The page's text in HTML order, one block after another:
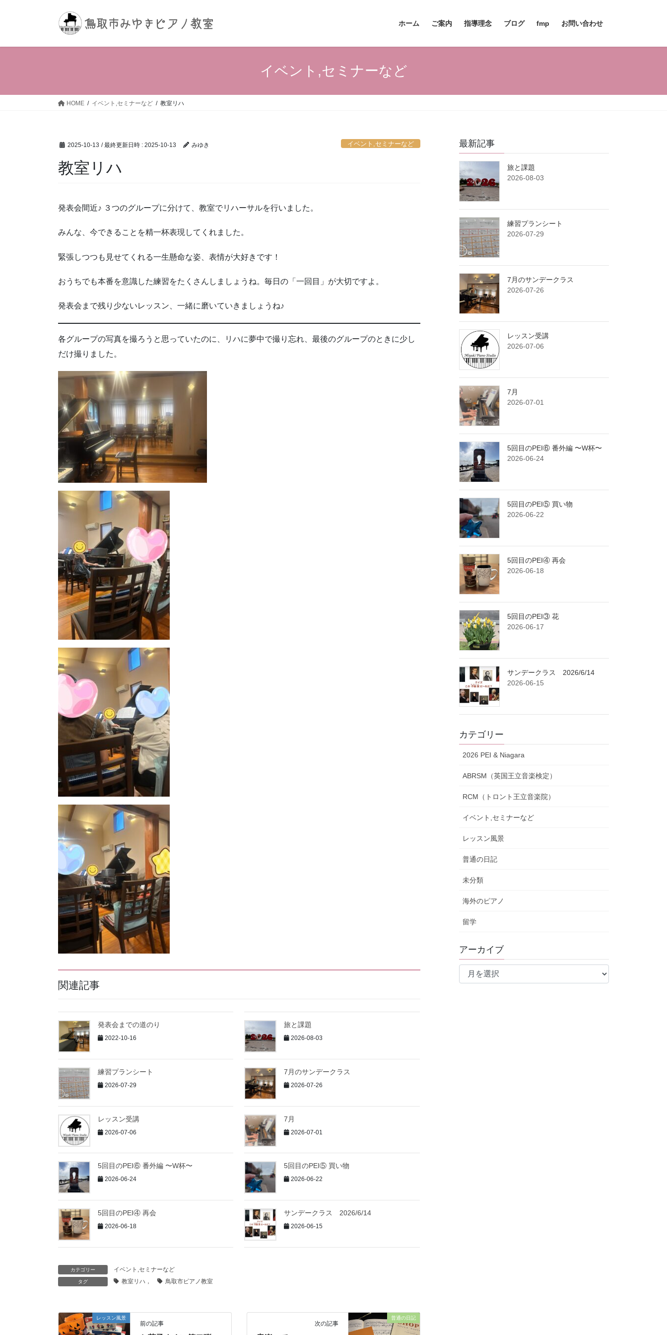
ホーム ご案内 指導理念 ブログ fmp お問い合わせ
イベント,セミナーなど
HOME イベント,セミナーなど 教室リハ
2025-10-13 / 最終更新日時 : 2025-10-13 みゆき イベント,セミナーなど
教室リハ
発表会間近♪ ３つのグループに分けて、教室でリハーサルを行いました。
みんな、今できることを精一杯表現してくれました。
緊張しつつも見せてくれる一生懸命な姿、表情が大好きです！
おうちでも本番を意識した練習をたくさんしましょうね。毎日の「一回目」が大切ですよ。
発表会まで残り少ないレッスン、一緒に磨いていきましょうね♪
各グループの写真を撮ろうと思っていたのに、リハに夢中で撮り忘れ、最後のグループのときに少し
だけ撮りました。
関連記事
発表会までの道のり
2022-10-16
旅と課題
2026-08-03
練習プランシート
2026-07-29
7月のサンデークラス
2026-07-26
レッスン受講
2026-07-06
7月
2026-07-01
5回目のPEI⑥ 番外編 〜W杯〜
2026-06-24
5回目のPEI⑤ 買い物
2026-06-22
5回目のPEI④ 再会
2026-06-18
サンデークラス 2026/6/14
2026-06-15
カテゴリー イベント,セミナーなど
タグ 教室リハ， 鳥取市ピアノ教室
レッスン風景
前の記事
普通の日記
次の記事
最新記事
旅と課題
2026-08-03
練習プランシート
2026-07-29
7月のサンデークラス
2026-07-26
レッスン受講
2026-07-06
7月
2026-07-01
5回目のPEI⑥ 番外編 〜W杯〜
2026-06-24
5回目のPEI⑤ 買い物
2026-06-22
5回目のPEI④ 再会
2026-06-18
5回目のPEI③ 花
2026-06-17
サンデークラス 2026/6/14
2026-06-15
カテゴリー
2026 PEI & Niagara
ABRSM（英国王立音楽検定）
RCM（トロント王立音楽院）
イベント,セミナーなど
レッスン風景
普通の日記
未分類
海外のピアノ
留学
アーカイブ
ア